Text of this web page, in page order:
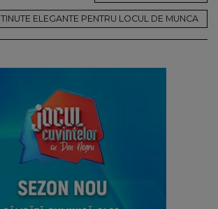
TINUTE ELEGANTE PENTRU LOCUL DE MUNCA